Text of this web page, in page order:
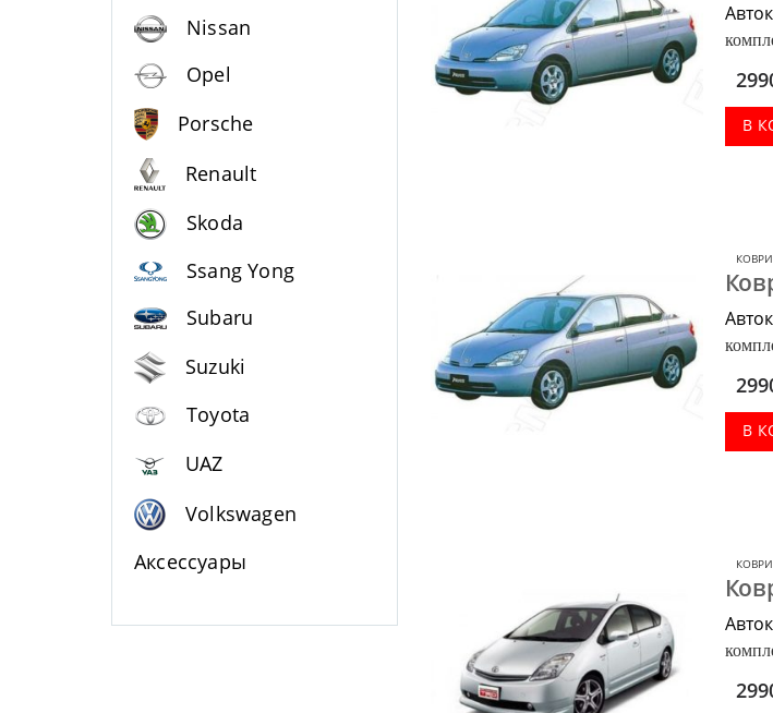
В
В
Nissan
Opel
Porsche
Renault
Skoda
Ssang Yong
Subaru
Suzuki
Toyota
UAZ
Volkswagen
Аксессуары